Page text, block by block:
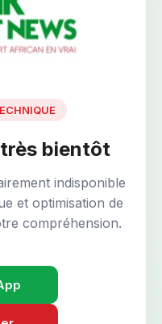
bientôt
indisponible
et optimisation de
compréhension.